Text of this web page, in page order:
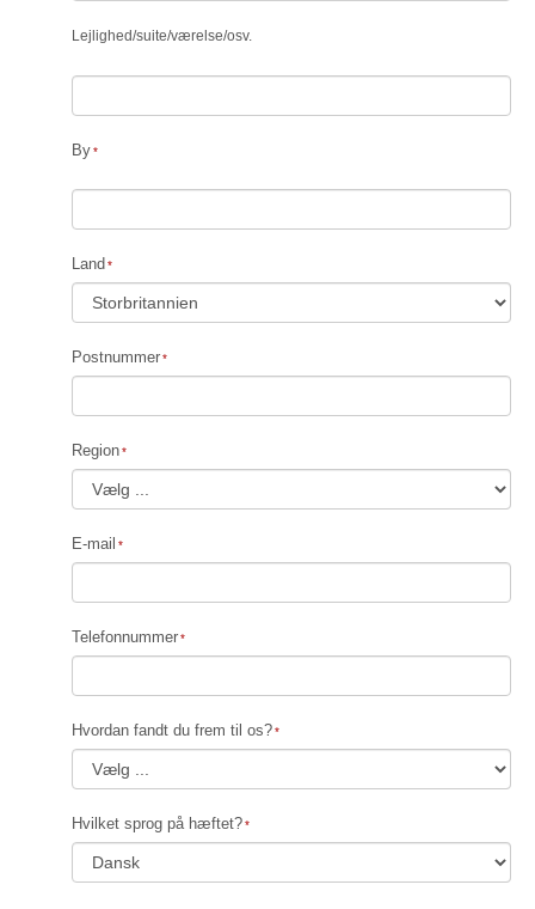
Lejlighed/suite/værelse/osv.
By
Land
Postnummer
Region
E-mail
Telefonnummer
Hvordan fandt du frem til os?
Hvilket sprog på hæftet?